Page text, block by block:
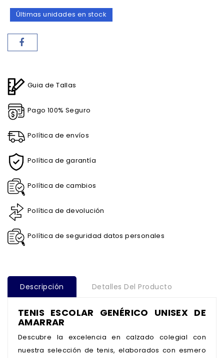
Últimas unidades en stock
Guia de Tallas
Pago 100% Seguro
Política de envíos
Política de garantía
Política de cambios
Política de devolución
Política de seguridad datos personales
Descripción Detalles Del Producto
TENIS ESCOLAR GENÉRICO UNISEX DE
AMARRAR
Descubre la excelencia en calzado colegial con
nuestra selección de tenis, elaborados con esmero